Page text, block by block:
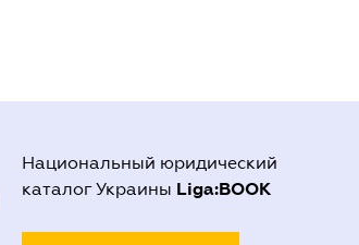
Национальный юридический
каталог Украины Liga:BOOK